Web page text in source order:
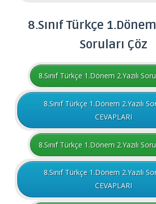
8.SınıfTürkçe 1.Dönem
Soruları Çöz
8.Sınıf Türkçe 1.Dönem 2.Yazılı
8.Sınıf Türkçe 1.Dönem 2.Yazılı
CEVAPLARI
8.Sınıf Türkçe 1.Dönem 2.Yazılı
8.Sınıf Türkçe 1.Dönem 2.Yazılı
CEVAPLARI